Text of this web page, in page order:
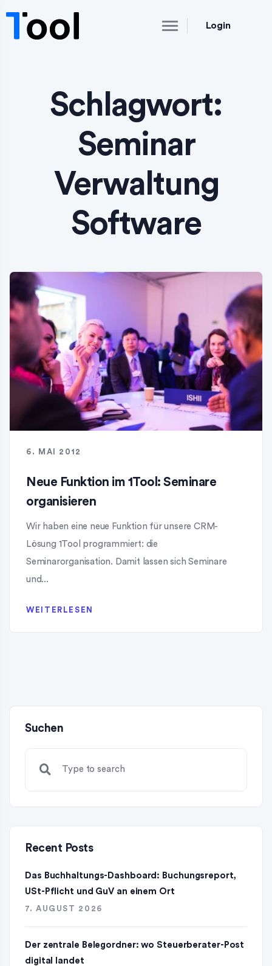
Login
Schlagwort:
Seminar
Verwaltung
Software
6. MAI 2012
Neue Funktion im 1Tool: Seminare
organisieren
Wir haben eine neue Funktion für unsere CRM-
Lösung 1Tool programmiert: die
Seminarorganisation. Damit lassen sich Seminare
und...
WEITERLESEN
Suchen
Recent Posts
Das Buchhaltungs-Dashboard: Buchungsreport,
USt-Pflicht und GuV an einem Ort
7. AUGUST 2026
Der zentrale Belegordner: wo Steuerberater-Post
digital landet